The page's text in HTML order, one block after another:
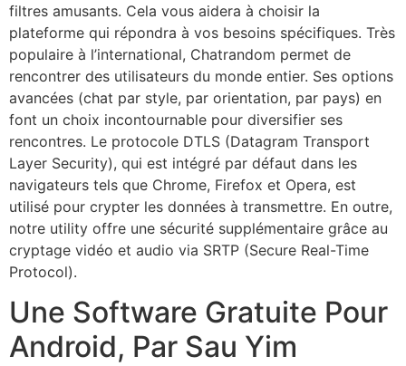
filtres amusants. Cela vous aidera à choisir la
plateforme qui répondra à vos besoins spécifiques. Très
populaire à l’international, Chatrandom permet de
rencontrer des utilisateurs du monde entier. Ses options
avancées (chat par style, par orientation, par pays) en
font un choix incontournable pour diversifier ses
rencontres. Le protocole DTLS (Datagram Transport
Layer Security), qui est intégré par défaut dans les
navigateurs tels que Chrome, Firefox et Opera, est
utilisé pour crypter les données à transmettre. En outre,
notre utility offre une sécurité supplémentaire grâce au
cryptage vidéo et audio via SRTP (Secure Real-Time
Protocol).
Une Software Gratuite Pour
Android, Par Sau Yim